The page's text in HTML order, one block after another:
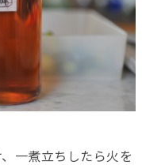
一煮立ちしたら火を